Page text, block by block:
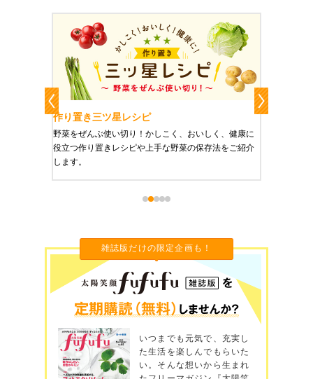
作り置き三ツ星レシピ
野菜をぜんぶ使い切り！かしこく、おいしく、健康に
役立つ作り置きレシピや上手な野菜の保存法をご紹介
します。
雑誌版だけの限定企画も！
いつまでも元気で、充実し
た生活を楽しんでもらいた
い。そんな想いから生まれ